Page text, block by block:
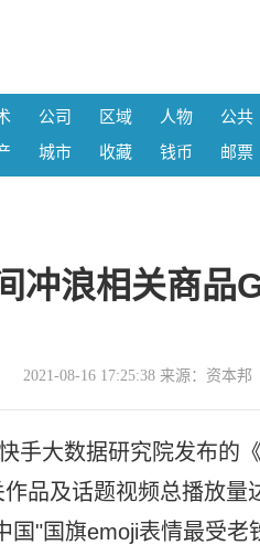
公司 区域 人物 公共
城市 收藏 钱币 邮票
冲浪相关商品
2021-08-16 17:25:38 来源：资本邦
手大数据研究院发布的
品及话题视频总播放
国"国旗emoji表情最受